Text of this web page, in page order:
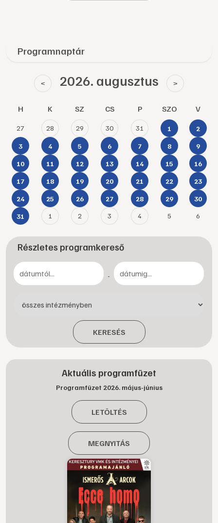
Programnaptár
< 2026. augusztus >
H K SZ CS P SZO V
27 28 29 30 31 1 2
3 4 5 6 7 8 9
10 11 12 13 14 15 16
17 18 19 20 21 22 23
24 25 26 27 28 29 30
31 1 2 3 4 5 6
Részletes programkereső
-
KERESÉS
Aktuális programfüzet
Programfüzet 2026. május-június
LETÖLTÉS
MEGNYITÁS